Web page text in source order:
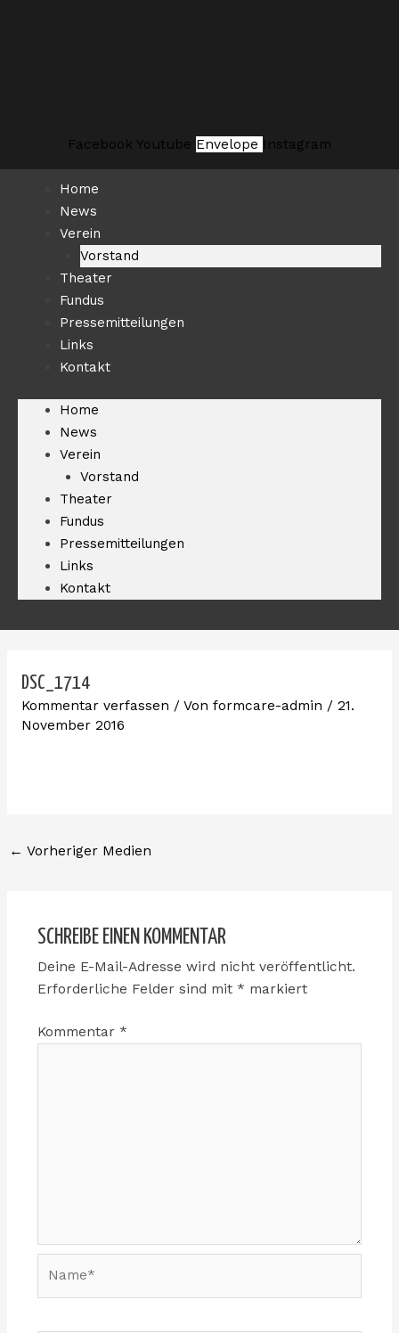
Facebook Youtube Envelope Instagram
Home
News
Verein
Vorstand
Theater
Fundus
Pressemitteilungen
Links
Kontakt
Home
News
Verein
Vorstand
Theater
Fundus
Pressemitteilungen
Links
Kontakt
DSC_1714
Kommentar verfassen / Von formcare-admin / 21.
November 2016
← Vorheriger Medien
SCHREIBE EINEN KOMMENTAR
Deine E-Mail-Adresse wird nicht veröffentlicht.
Erforderliche Felder sind mit * markiert
Kommentar *